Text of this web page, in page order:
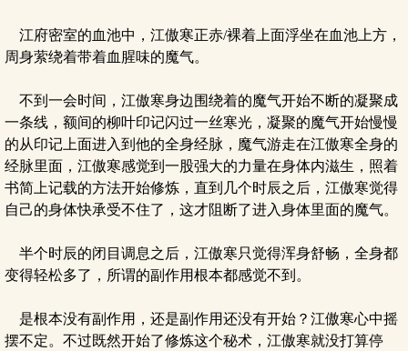
江府密室的血池中，江傲寒正赤/裸着上面浮坐在血池上方，
周身萦绕着带着血腥味的魔气。
不到一会时间，江傲寒身边围绕着的魔气开始不断的凝聚成
一条线，额间的柳叶印记闪过一丝寒光，凝聚的魔气开始慢慢
的从印记上面进入到他的全身经脉，魔气游走在江傲寒全身的
经脉里面，江傲寒感觉到一股强大的力量在身体内滋生，照着
书简上记载的方法开始修炼，直到几个时辰之后，江傲寒觉得
自己的身体快承受不住了，这才阻断了进入身体里面的魔气。
半个时辰的闭目调息之后，江傲寒只觉得浑身舒畅，全身都
变得轻松多了，所谓的副作用根本都感觉不到。
是根本没有副作用，还是副作用还没有开始？江傲寒心中摇
摆不定。不过既然开始了修炼这个秘术，江傲寒就没打算停